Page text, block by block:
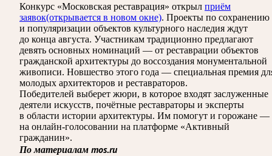
Конкурс «Московская реставрация» открыл приём
заявок(открывается в новом окне). Проекты по сохранению
и популяризации объектов культурного наследия ждут
до конца августа. Участникам традиционно предлагают
девять основных номинаций — от реставрации объектов
гражданской архитектуры до воссоздания монументальной
живописи. Новшество этого года — специальная премия
молодых архитекторов и реставраторов.
Победителей выберет жюри, в которое входят заслуженные
деятели искусств, почётные реставраторы и эксперты
в области истории архитектуры. Им помогут и горожане —
на онлайн-голосовании на платформе «Активный
гражданин».
По материалам mos.ru